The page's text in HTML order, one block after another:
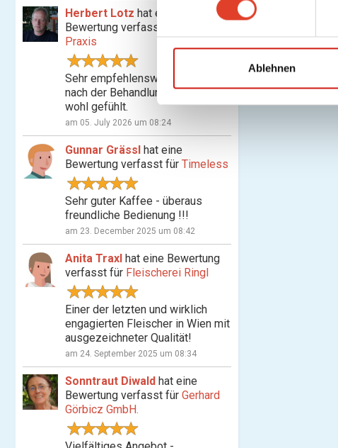
w
i
i
g
u
n
g
s
u
s
w
a
h
Ablehnen
Herbert Lotz hat eine
Bewertung verfasst für
Praxis
Sehr empfehlenswert! Habe mich
nach der Behandlung nachhaltig
wohl gefühlt.
am 05. July 2026 um 08:24
Gunnar Grässl hat eine
Bewertung verfasst für Timeless
Sehr guter Kaffee - überaus
freundliche Bedienung !!!
am 23. December 2025 um 08:42
Anita Traxl hat eine Bewertung
verfasst für Fleischerei Ringl
Einer der letzten und wirklich
engagierten Fleischer in Wien mit
ausgezeichneter Qualität!
am 24. September 2025 um 08:34
Sonntraut Diwald hat eine
Bewertung verfasst für Gerhard
Görbicz GmbH.